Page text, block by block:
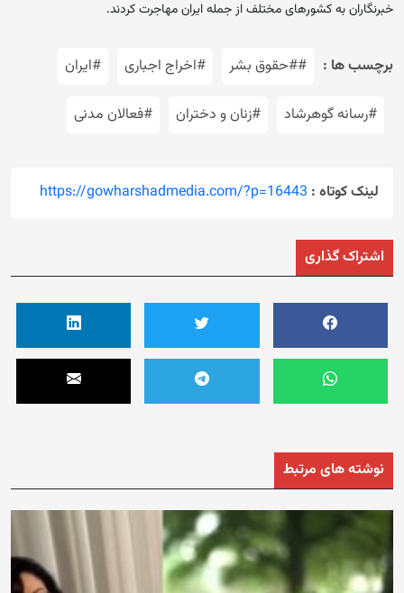
خبرنگاران به کشورهای مختلف از جمله ایران مهاجرت کردند.
برچسب ها : ##حقوق بشر #اخراج اجباری #ایران
#رسانه گوهرشاد #زنان و دختران #فعالان مدنی
لینک کوتاه : https://gowharshadmedia.com/?p=16443
اشتراک گذاری
نوشته های مرتبط